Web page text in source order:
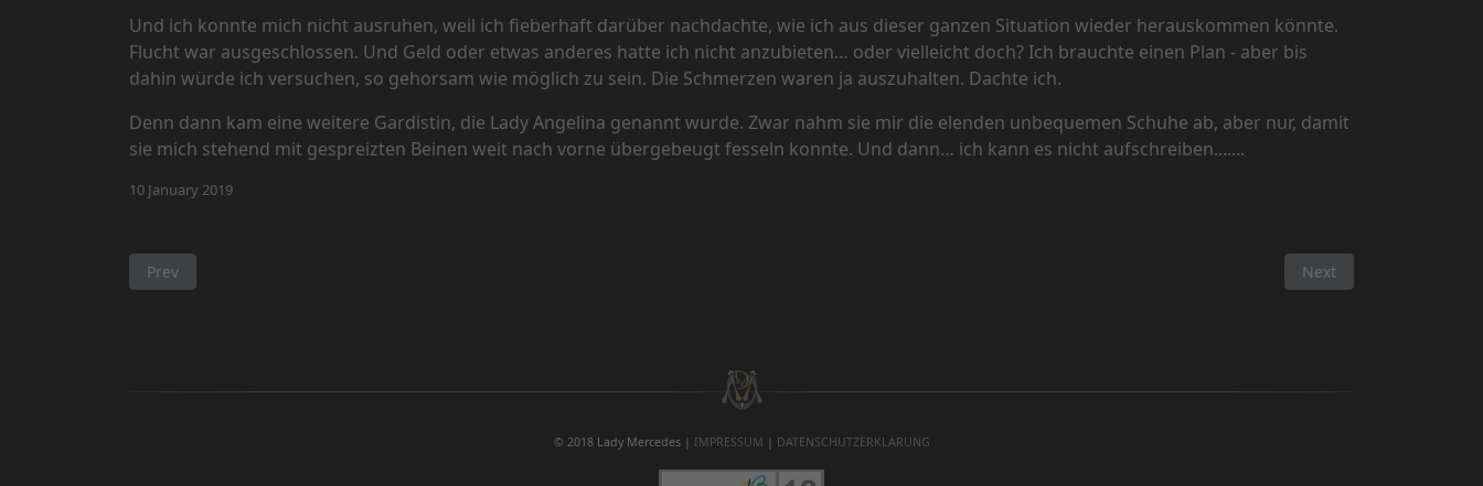
Und ich konnte mich nicht ausruhen, weil ich fieberhaft darüber nachdachte, wie ich aus dieser ganzen Situation wieder herauskommen könnte.
Flucht war ausgeschlossen. Und Geld oder etwas anderes hatte ich nicht anzubieten… oder vielleicht doch? Ich brauchte einen Plan - aber bis
dahin würde ich versuchen, so gehorsam wie möglich zu sein. Die Schmerzen waren ja auszuhalten. Dachte ich.
Denn dann kam eine weitere Gardistin, die Lady Angelina genannt wurde. Zwar nahm sie mir die elenden unbequemen Schuhe ab, aber nur, damit
sie mich stehend mit gespreizten Beinen weit nach vorne übergebeugt fesseln konnte. Und dann… ich kann es nicht aufschreiben.......
10 January 2019
Previous article: Feedback von einem hoch geschätzen Gast
Prev Next article: Interview
Next
© 2018 Lady Mercedes | IMPRESSUM | DATENSCHUTZERKLÄRUNG